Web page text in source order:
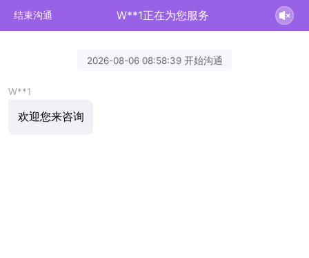
结束沟通 W**1正在为您服务
2026-08-06 08:58:39 开始沟通
W**1
欢迎您来咨询